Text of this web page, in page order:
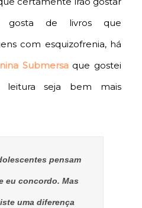
gosta de livros que
com esquizofrenia, há
Submersaque gostei
leitura seja bem mais
pensam
eu concordo. Mas
uma diferença